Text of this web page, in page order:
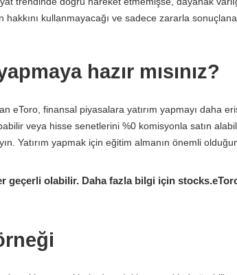
hakkını kullanmayacağı ve sadece zararla
hazır mısınız?
eToro, finansal piyasalara yatırım yapmayı daha
veya hisse senetlerini %0 komisyonla satın
Yatırım yapmak için eğitim almanın önemli
geçerli olabilir. Daha fazla bilgi için